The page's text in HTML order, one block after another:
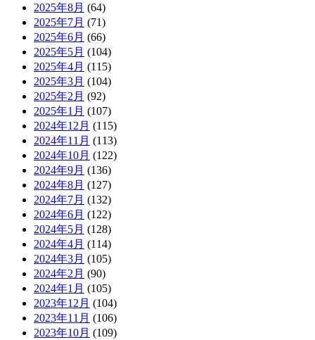
2025年8月 (64)
2025年7月 (71)
2025年6月 (66)
2025年5月 (104)
2025年4月 (115)
2025年3月 (104)
2025年2月 (92)
2025年1月 (107)
2024年12月 (115)
2024年11月 (113)
2024年10月 (122)
2024年9月 (136)
2024年8月 (127)
2024年7月 (132)
2024年6月 (122)
2024年5月 (128)
2024年4月 (114)
2024年3月 (105)
2024年2月 (90)
2024年1月 (105)
2023年12月 (104)
2023年11月 (106)
2023年10月 (109)